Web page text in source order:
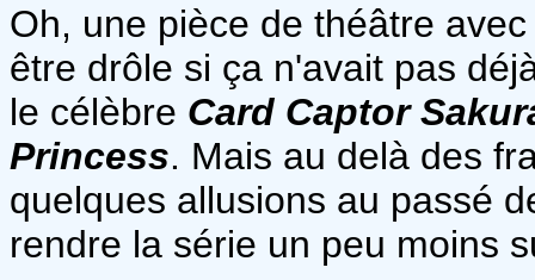
Oh, une pièce de théâtre
être drôle si ça n'avait pas
le célèbre Card Captor
Princess. Mais au delà des
quelques allusions au passé
rendre la série un peu moins